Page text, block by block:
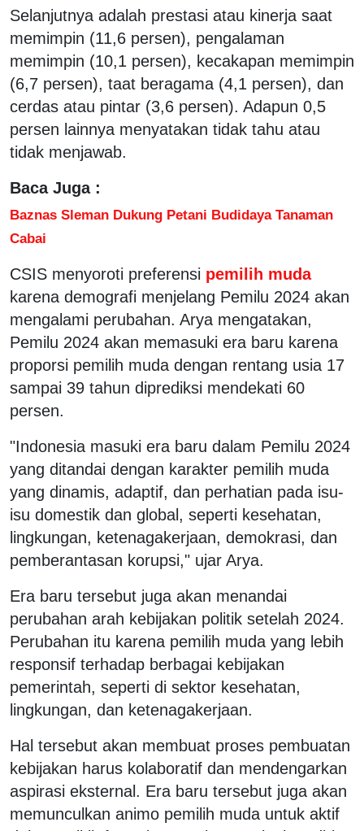
Selanjutnya adalah prestasi atau kinerja saat
memimpin (11,6 persen), pengalaman
memimpin (10,1 persen), kecakapan memimpin
(6,7 persen), taat beragama (4,1 persen), dan
cerdas atau pintar (3,6 persen). Adapun 0,5
persen lainnya menyatakan tidak tahu atau
tidak menjawab.
Baca Juga :
Baznas Sleman Dukung Petani Budidaya Tanaman
Cabai
CSIS menyoroti preferensi pemilih muda
karena demografi menjelang Pemilu 2024 akan
mengalami perubahan. Arya mengatakan,
Pemilu 2024 akan memasuki era baru karena
proporsi pemilih muda dengan rentang usia 17
sampai 39 tahun diprediksi mendekati 60
persen.
"Indonesia masuki era baru dalam Pemilu 2024
yang ditandai dengan karakter pemilih muda
yang dinamis, adaptif, dan perhatian pada isu-
isu domestik dan global, seperti kesehatan,
lingkungan, ketenagakerjaan, demokrasi, dan
pemberantasan korupsi," ujar Arya.
Era baru tersebut juga akan menandai
perubahan arah kebijakan politik setelah 2024.
Perubahan itu karena pemilih muda yang lebih
responsif terhadap berbagai kebijakan
pemerintah, seperti di sektor kesehatan,
lingkungan, dan ketenagakerjaan.
Hal tersebut akan membuat proses pembuatan
kebijakan harus kolaboratif dan mendengarkan
aspirasi eksternal. Era baru tersebut juga akan
memunculkan animo pemilih muda untuk aktif